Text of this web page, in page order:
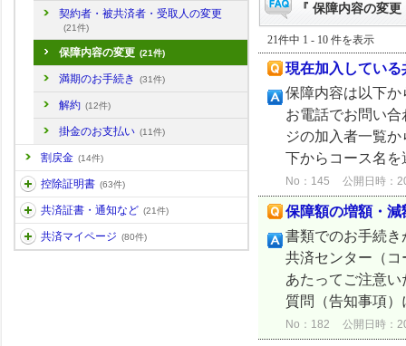
契約者・被共済者・受取人の変更
(21件)
保障内容の変更 (21件)
満期のお手続き (31件)
解約 (12件)
掛金のお支払い (11件)
割戻金 (14件)
控除証明書 (63件)
共済証書・通知など (21件)
共済マイページ (80件)
『 保障内容の変
21件中 1 - 10 件を表示
現在加入してい
保障内容は以下
お電話でお問い
ジの加入者一覧
下からコース名
No：145 公開日時：
保障額の増額・
書類でのお手続
共済センター（
あたってご注意
質問（告知事項
No：182 公開日時：